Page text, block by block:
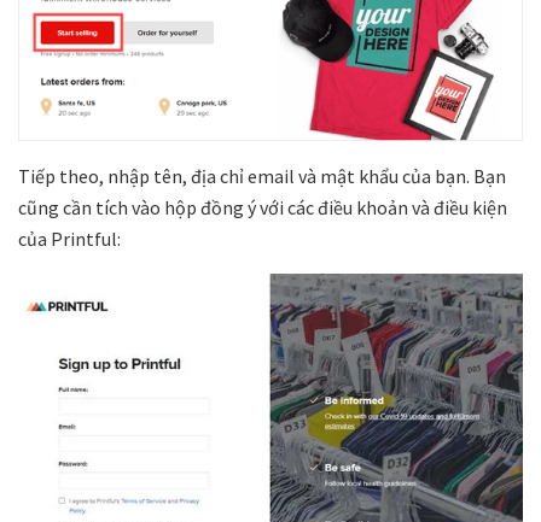
Tiếp theo, nhập tên, địa chỉ email và mật khẩu của bạn. Bạn
cũng cần tích vào hộp đồng ý với các điều khoản và điều kiện
của Printful: